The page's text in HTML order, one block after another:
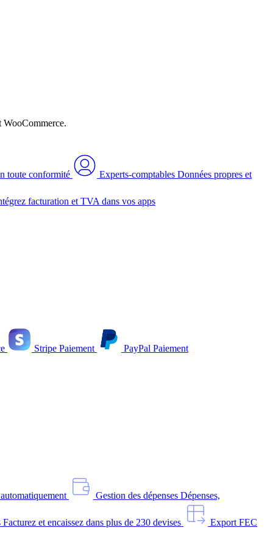
WooCommerce.
toute conformité Experts-comptables Données propres et
facturation et TVA dans vos apps
Stripe Paiement PayPal Paiement
Gestion des dépenses Dépenses,
Facturez et encaissez dans plus de 230 devises
Export FEC